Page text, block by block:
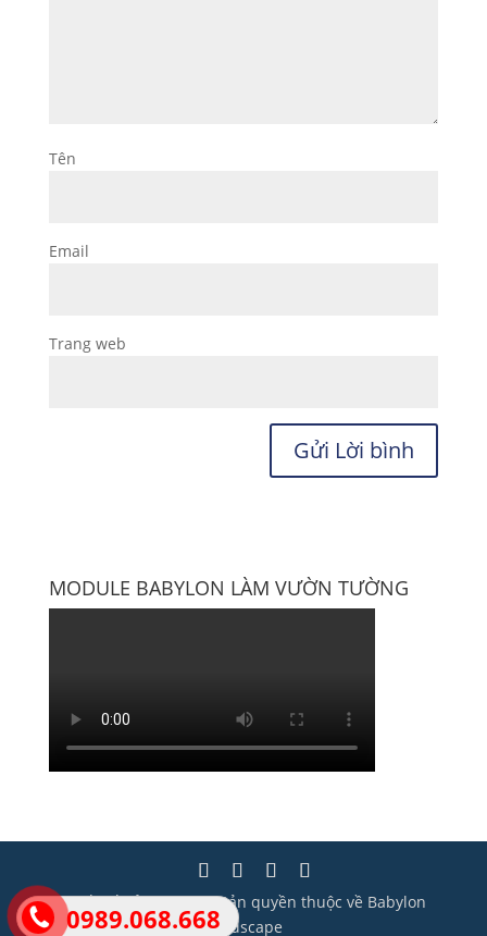
0989.068.668
Tên
Email
Trang web
MODULE BABYLON LÀM VƯỜN TƯỜNG
Thiết kế bởi Wisera | Bản quyền thuộc về Babylon
Landscape